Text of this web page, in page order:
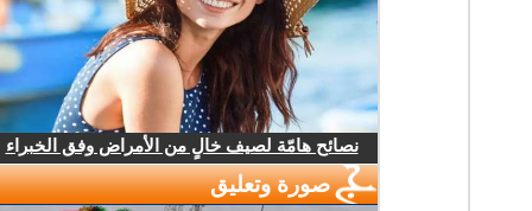
نصائح هامّة لصيف خالٍ من الأمراض وفق الخبراء
صورة وتعليق